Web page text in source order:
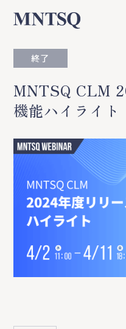
終了
MNTSQ CLM
機能ハイライト